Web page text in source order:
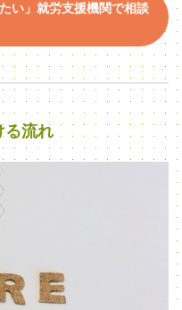
い」就労支援機関で相談
る流れ